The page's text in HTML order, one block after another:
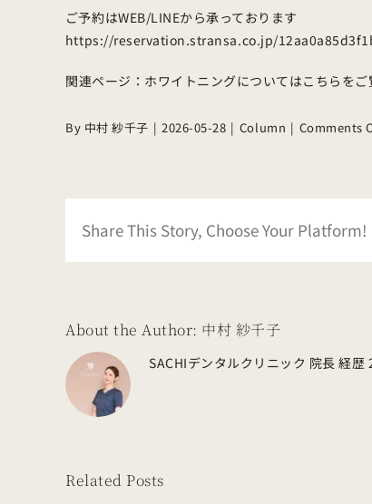
ご予約はWEB/LINEから承っております
https://reservation.stransa.co.jp/
関連ページ： ホワイトニングについてはこちらをご
By 中村 紗千子 | 2026-05-28 | Column | Comments
Share This Story, Choose Your Platform!
About the Author: 中村 紗千子
SACHIデンタルクリニック 院長 経
Related Posts